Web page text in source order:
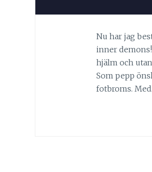
Nu har jag
inner demons!
hjälm och
Som pepp
fotbroms.